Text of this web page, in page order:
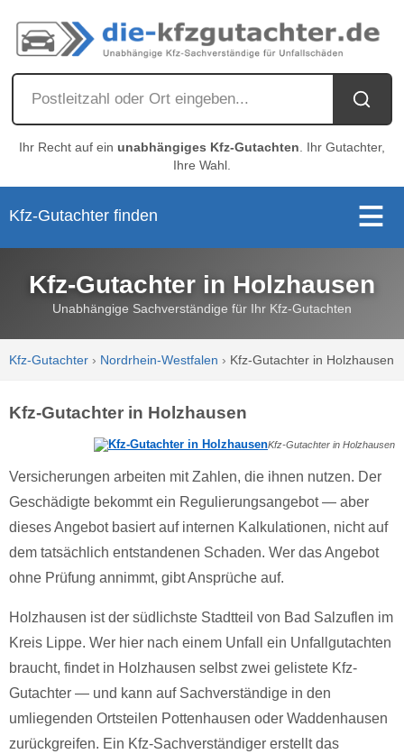
Ihr Recht auf ein unabhängiges Kfz-Gutachten . Ihr Gutachter,
Ihre Wahl.
Kfz-Gutachter finden
Kfz-Gutachter in Holzhausen
Unabhängige Sachverständige für Ihr Kfz-Gutachten
Kfz-Gutachter › Nordrhein-Westfalen › Kfz-Gutachter in Holzhausen
Kfz-Gutachter in Holzhausen
Kfz-Gutachter in Holzhausen
Versicherungen arbeiten mit Zahlen, die ihnen nutzen. Der
Geschädigte bekommt ein Regulierungsangebot — aber
dieses Angebot basiert auf internen Kalkulationen, nicht auf
dem tatsächlich entstandenen Schaden. Wer das Angebot
ohne Prüfung annimmt, gibt Ansprüche auf.
Holzhausen ist der südlichste Stadtteil von Bad Salzuflen im
Kreis Lippe. Wer hier nach einem Unfall ein Unfallgutachten
braucht, findet in Holzhausen selbst zwei gelistete Kfz-
Gutachter — und kann auf Sachverständige in den
umliegenden Ortsteilen Pottenhausen oder Waddenhausen
zurückgreifen. Ein Kfz-Sachverständiger erstellt das